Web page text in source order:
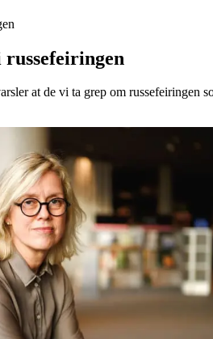
at de vi ta grep om